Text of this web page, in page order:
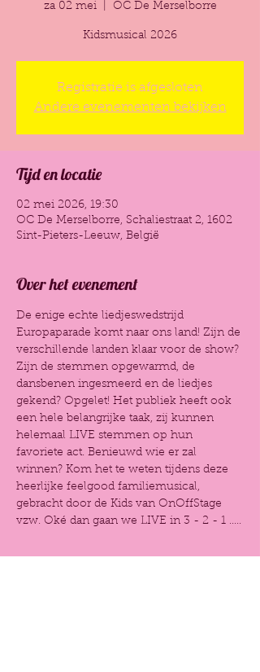
za 02 mei
  |
OC De Merselborre
Kidsmusical 2026
Registratie is afgesloten
Andere evenementen bekijken
Tijd en locatie
02 mei 2026, 19:30
OC De Merselborre, Schaliestraat 2, 1602
Sint-Pieters-Leeuw, België
Over het evenement
De enige echte liedjeswedstrijd
Europaparade komt naar ons land! Zijn de
verschillende landen klaar voor de show?
Zijn de stemmen opgewarmd, de
dansbenen ingesmeerd en de liedjes
gekend? Opgelet! Het publiek heeft ook
een hele belangrijke taak, zij kunnen
helemaal LIVE stemmen op hun
favoriete act. Benieuwd wie er zal
winnen? Kom het te weten tijdens deze
heerlijke feelgood familiemusical,
gebracht door de Kids van OnOffStage
vzw. Oké dan gaan we LIVE in 3 - 2 - 1 .....